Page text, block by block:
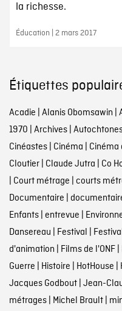
la richesse.
Éducation | 2 mars 2017
Étiquettes
Acadie | Alanis Obomsawin |
1970 | Archives|
Cinéastes| Cinéma |
Cloutier| Claude Jutra | Co
| Court métrage | courts
Documentaire |
Enfants| entrevue |
Dansereau | Festival |
d'animation | Films de l'ONF|
Guerre | Histoire | HotHouse |
Jacques Godbout| Jean-
métrages| Michel Brault|